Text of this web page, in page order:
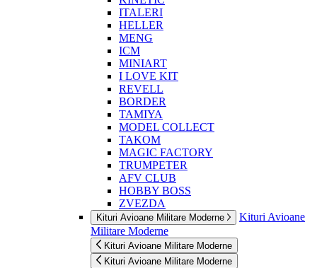
ITALERI
HELLER
MENG
ICM
MINIART
I LOVE KIT
REVELL
BORDER
TAMIYA
MODEL COLLECT
TAKOM
MAGIC FACTORY
TRUMPETER
AFV CLUB
HOBBY BOSS
ZVEZDA
Kituri Avioane Militare Moderne
Kituri Avioane
Militare Moderne
Kituri Avioane Militare Moderne
Kituri Avioane Militare Moderne